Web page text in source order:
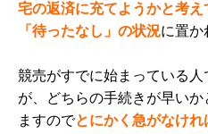
宅の返済に充てようかと考
「待ったなし」の状況に置か
競売がすでに始まっている
が、どちらの手続きが早い
ますのでとにかく急がなけれ